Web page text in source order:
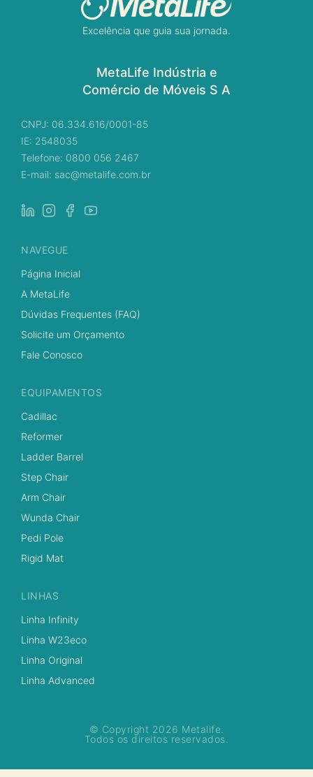
Excelência que guia sua jornada.
MetaLife Indústria e
Comércio de Móveis S A
CNPJ: 06.334.616/0001-85
IE: 2548035
Telefone: 0800 056 2467
E-mail: sac@metalife.com.br
NAVEGUE
Página Inicial
A MetaLife
Dúvidas Frequentes (FAQ)
Solicite um Orçamento
Fale Conosco
EQUIPAMENTOS
Cadillac
Reformer
Ladder Barrel
Step Chair
Arm Chair
Wunda Chair
Pedi Pole
Rigid Mat
LINHAS
Linha Infinity
Linha W23eco
Linha Original
Linha Advanced
© Copyright 2026 Metalife.
Todos os direitos reservados.